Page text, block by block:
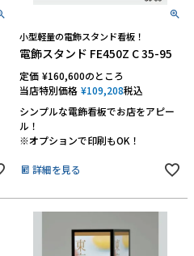
小型軽量の電飾スタンド看板！
電飾スタンド FE450Z C 35-95
定価 ¥160,600のところ
当店特別価格 ¥109,208税込
シンプルな電飾看板でお店をアピー
ル！
※オプションで印刷もOK！
詳細を見る